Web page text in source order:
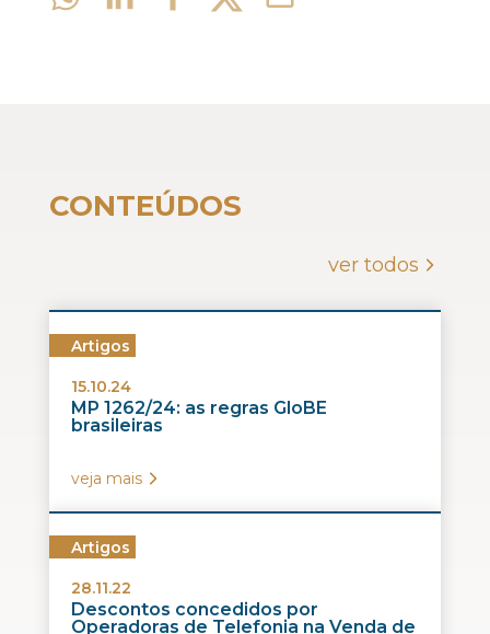
CONTEÚDOS
ver todos
Artigos
15.10.24
MP 1262/24: as regras GloBE
brasileiras
veja mais
Artigos
28.11.22
Descontos concedidos por
Operadoras de Telefonia na Venda de